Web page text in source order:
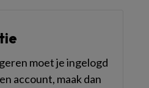
moet je ingelogd
account, maak dan